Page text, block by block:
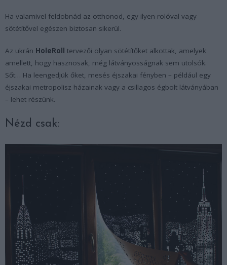
Ha valamivel feldobnád az otthonod, egy ilyen rolóval vagy
sötétítővel egészen biztosan sikerül.
Az ukrán HoleRoll tervezői olyan sötétítőket alkottak, amelyek
amellett, hogy hasznosak, még látványosságnak sem utolsók.
Sőt… Ha leengedjük őket, mesés éjszakai fényben – például egy
éjszakai metropolisz házainak vagy a csillagos égbolt látványában
– lehet részünk.
Nézd csak: